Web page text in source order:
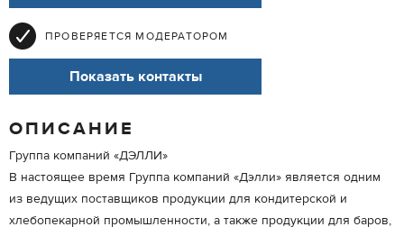
ПРОВЕРЯЕТСЯ МОДЕРАТОРОМ
Показать контакты
ОПИСАНИЕ
Группа компаний «ДЭЛЛИ»
В настоящее время Группа компаний «Дэлли» является одним
из ведущих поставщиков продукции для кондитерской и
хлебопекарной промышленности, а также продукции для баров,